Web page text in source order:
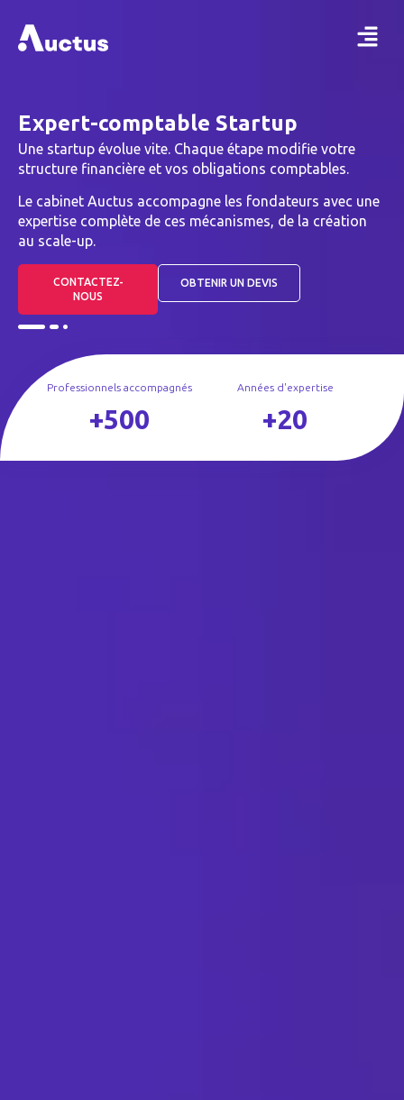
Expert-comptable Startup
Une startup évolue vite. Chaque étape modifie votre
structure financière et vos obligations comptables.
Le cabinet Auctus accompagne les fondateurs avec une
expertise complète de ces mécanismes, de la création
au scale-up.
CONTACTEZ-
NOUS
OBTENIR UN DEVIS
Professionnels accompagnés
+500
Années d'expertise
+20